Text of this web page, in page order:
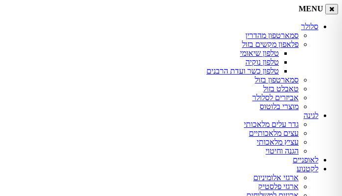
MENU
סלולר
סמארטפון מהדרין
פלאפון מקשים בזול
טלפון שיאומי
טלפון נוקיה
טלפון כשר ועדת הרבנים
סמארטפון בזול
טאבלט בזול
אביזרים לסלולר
מוצרי בלוטוס
לגינה
גדר עלים מלאכותי
עצים מלאכותיים
עציץ מלאכותי
הגנה וחיטוי
לאופניים
לקטנוע
ארגזי אלומיניום
ארגזי פלסטיק